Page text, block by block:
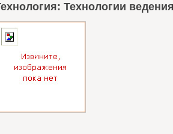
Технологии